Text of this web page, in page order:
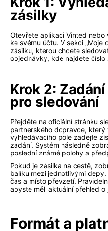
zásilky
Otevřete aplikaci Vinted nebo
ke svému účtu. V sekci
zásilku, kterou chcete
objednávky, kde najdete
Krok 2:
pro sledování
Přejděte na oficiální stránku
partnerského dopravce, který
vyhledávacího pole zadejte
zadání. Systém následně
poslední známé polohy a
Pokud je zásilka na cestě,
balíku mezi jednotlivými
čas a místo převzetí.
abyste měli aktuální přehled o
Formát a